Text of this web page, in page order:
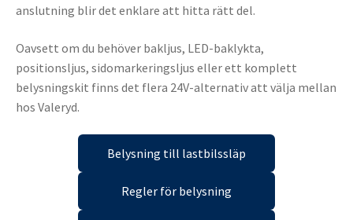
anslutning blir det enklare att hitta rätt del.
Oavsett om du behöver bakljus, LED-baklykta,
positionsljus, sidomarkeringsljus eller ett komplett
belysningskit finns det flera 24V-alternativ att välja mellan
hos Valeryd.
Belysning till lastbilssläp
Regler för belysning